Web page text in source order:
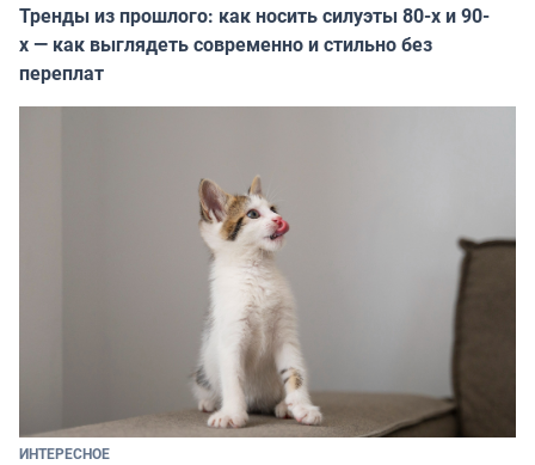
Тренды из прошлого: как носить силуэты 80-х и 90-
х — как выглядеть современно и стильно без
переплат
ИНТЕРЕСНОЕ